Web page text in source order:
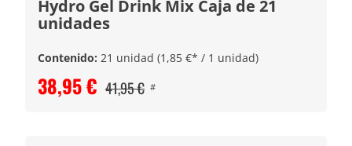
Hydro Gel Drink Mix Caja de 21
unidades
Contenido: 21 unidad (1,85 €* / 1 unidad)
38,95 € 41,95 € #